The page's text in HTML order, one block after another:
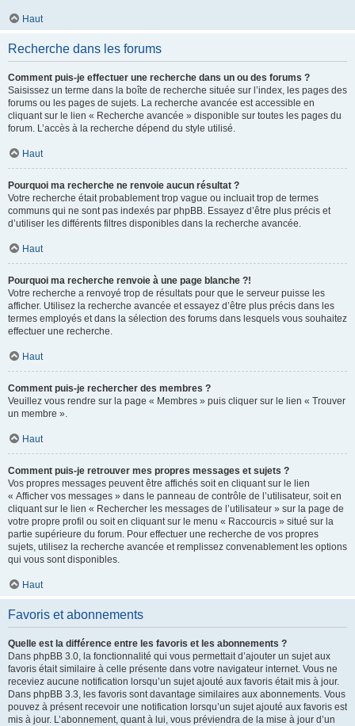
Haut
Recherche dans les forums
Comment puis-je effectuer une recherche dans un ou des forums ?
Saisissez un terme dans la boîte de recherche située sur l’index, les pages des
forums ou les pages de sujets. La recherche avancée est accessible en
cliquant sur le lien « Recherche avancée » disponible sur toutes les pages du
forum. L’accès à la recherche dépend du style utilisé.
Haut
Pourquoi ma recherche ne renvoie aucun résultat ?
Votre recherche était probablement trop vague ou incluait trop de termes
communs qui ne sont pas indexés par phpBB. Essayez d’être plus précis et
d’utiliser les différents filtres disponibles dans la recherche avancée.
Haut
Pourquoi ma recherche renvoie à une page blanche ?!
Votre recherche a renvoyé trop de résultats pour que le serveur puisse les
afficher. Utilisez la recherche avancée et essayez d’être plus précis dans les
termes employés et dans la sélection des forums dans lesquels vous souhaitez
effectuer une recherche.
Haut
Comment puis-je rechercher des membres ?
Veuillez vous rendre sur la page « Membres » puis cliquer sur le lien « Trouver
un membre ».
Haut
Comment puis-je retrouver mes propres messages et sujets ?
Vos propres messages peuvent être affichés soit en cliquant sur le lien
« Afficher vos messages » dans le panneau de contrôle de l’utilisateur, soit en
cliquant sur le lien « Rechercher les messages de l’utilisateur » sur la page de
votre propre profil ou soit en cliquant sur le menu « Raccourcis » situé sur la
partie supérieure du forum. Pour effectuer une recherche de vos propres
sujets, utilisez la recherche avancée et remplissez convenablement les options
qui vous sont disponibles.
Haut
Favoris et abonnements
Quelle est la différence entre les favoris et les abonnements ?
Dans phpBB 3.0, la fonctionnalité qui vous permettait d’ajouter un sujet aux
favoris était similaire à celle présente dans votre navigateur internet. Vous ne
receviez aucune notification lorsqu’un sujet ajouté aux favoris était mis à jour.
Dans phpBB 3.3, les favoris sont davantage similaires aux abonnements. Vous
pouvez à présent recevoir une notification lorsqu’un sujet ajouté aux favoris est
mis à jour. L’abonnement, quant à lui, vous préviendra de la mise à jour d’un